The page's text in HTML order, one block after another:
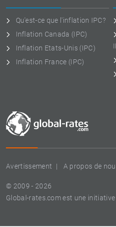
Avertissement A propos de
© 2009 - 2026
Global-rates.com est une
Qu'est-ce que l'inflation IPC?
Inflation Canada (IPC)
Inflation Etats-Unis (IPC)
Inflation France (IPC)